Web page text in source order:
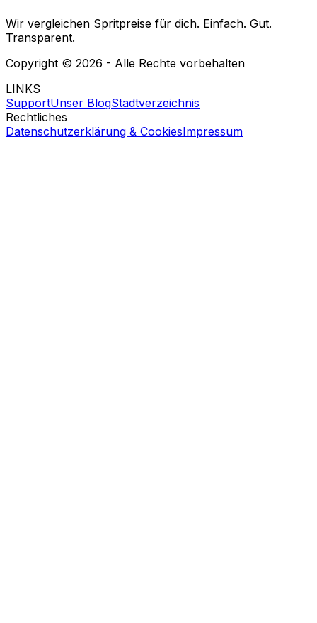
Wir vergleichen Spritpreise für dich. Einfach. Gut.
Transparent.
Copyright © 2026 - Alle Rechte vorbehalten
LINKS
SupportUnser BlogStadtverzeichnis
Rechtliches
Datenschutzerklärung & CookiesImpressum